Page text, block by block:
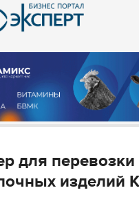
для перевозки
изделий